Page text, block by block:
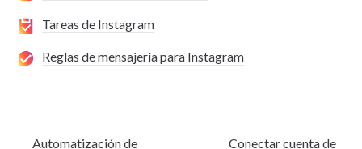
Tareas de Instagram
Reglas de mensajería para Instagram
Automatización de
Conectar cuenta de